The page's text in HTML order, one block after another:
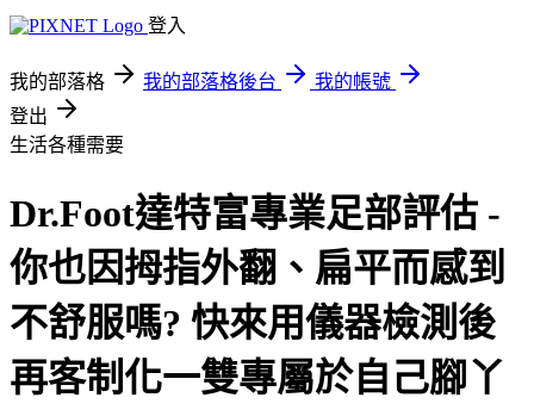
登入
我的部落格 我的部落格後台
我的帳號
登出
生活各種需要
Dr.Foot達特富專業足部評估 -
你也因拇指外翻、扁平而感到
不舒服嗎? 快來用儀器檢測後
再客制化一雙專屬於自己腳丫